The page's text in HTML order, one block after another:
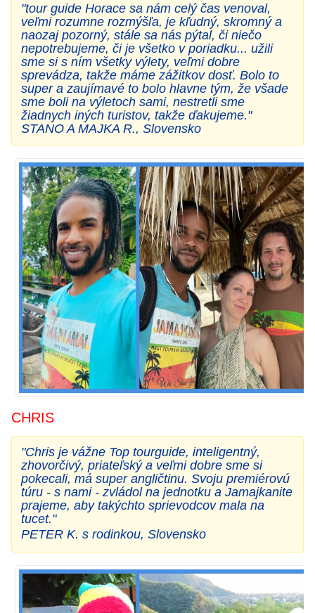
"tour guide Horace sa nám celý čas venoval,
veľmi rozumne rozmýšľa, je kľudný, skromný a
naozaj pozorný, stále sa nás pýtal, či niečo
nepotrebujeme, či je všetko v poriadku... užili
sme si s ním všetky výlety, veľmi dobre
sprevádza, takže máme zážitkov dosť. Bolo to
super a zaujímavé to bolo hlavne tým, že všade
sme boli na výletoch sami, nestretli sme
žiadnych iných turistov, takže ďakujeme."
STANO A MAJKA R., Slovensko
CHRIS
"Chris je vážne Top tourguide, inteligentný,
zhovorčivý, priateľský a veľmi dobre sme si
pokecali, má super angličtinu. Svoju premiérovú
túru - s nami - zvládol na jednotku a Jamajkanite
prajeme, aby takýchto sprievodcov mala na
tucet."
PETER K. s rodinkou, Slovensko